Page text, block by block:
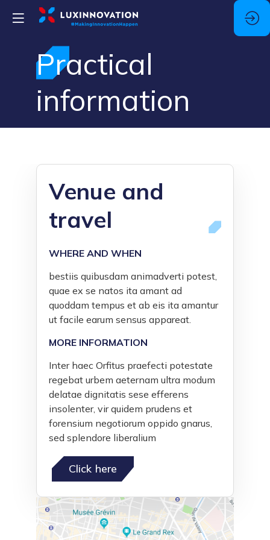
Practical
information
Venue and
travel
WHERE AND WHEN
bestiis quibusdam animadverti potest,
quae ex se natos ita amant ad
quoddam tempus et ab eis ita amantur
ut facile earum sensus appareat.
MORE INFORMATION
Inter haec Orfitus praefecti potestate
regebat urbem aeternam ultra modum
delatae dignitatis sese efferens
insolenter, vir quidem prudens et
forensium negotiorum oppido gnarus,
sed splendore liberalium
Click here